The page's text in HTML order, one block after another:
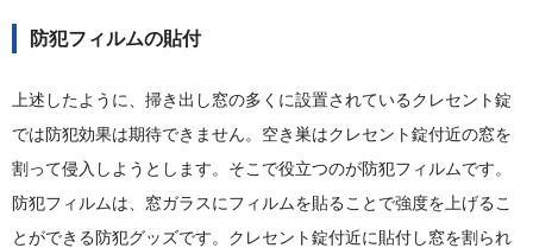
防犯フィルムの貼付
上述したように、掃き出し窓の多くに設置されているクレセント錠
では防犯効果は期待できません。空き巣はクレセント錠付近の窓を
割って侵入しようとします。そこで役立つのが防犯フィルムです。
防犯フィルムは、窓ガラスにフィルムを貼ることで強度を上げるこ
とができる防犯グッズです。クレセント錠付近に貼付し窓を割られ